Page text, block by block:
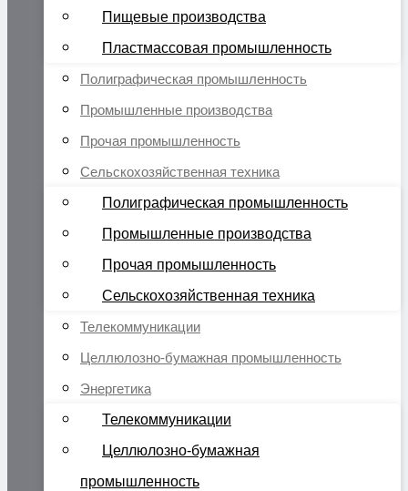
Пищевые производства
Пластмассовая промышленность
Полиграфическая промышленность
Промышленные производства
Прочая промышленность
Сельскохозяйственная техника
Полиграфическая промышленность
Промышленные производства
Прочая промышленность
Сельскохозяйственная техника
Телекоммуникации
Целлюлозно-бумажная промышленность
Энергетика
Телекоммуникации
Целлюлозно-бумажная
промышленность